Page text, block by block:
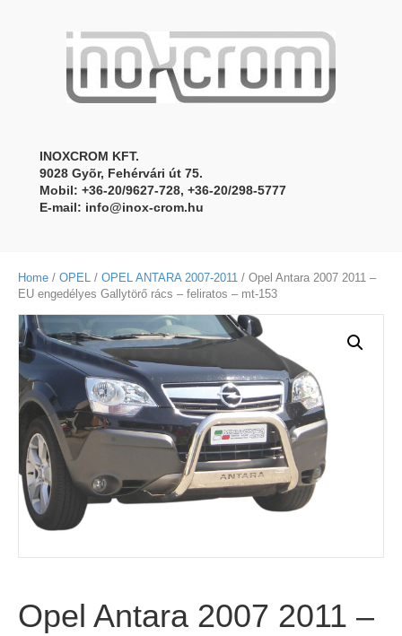
INOXCROM KFT.
9028 Gyõr, Fehérvári út 75.
Mobil: +36-20/9627-728, +36-20/298-5777
E-mail: info@inox-crom.hu
Home / OPEL / OPEL ANTARA 2007-2011 / Opel Antara 2007 2011 –
EU engedélyes Gallytörő rács – feliratos – mt-153
Opel Antara 2007 2011 –